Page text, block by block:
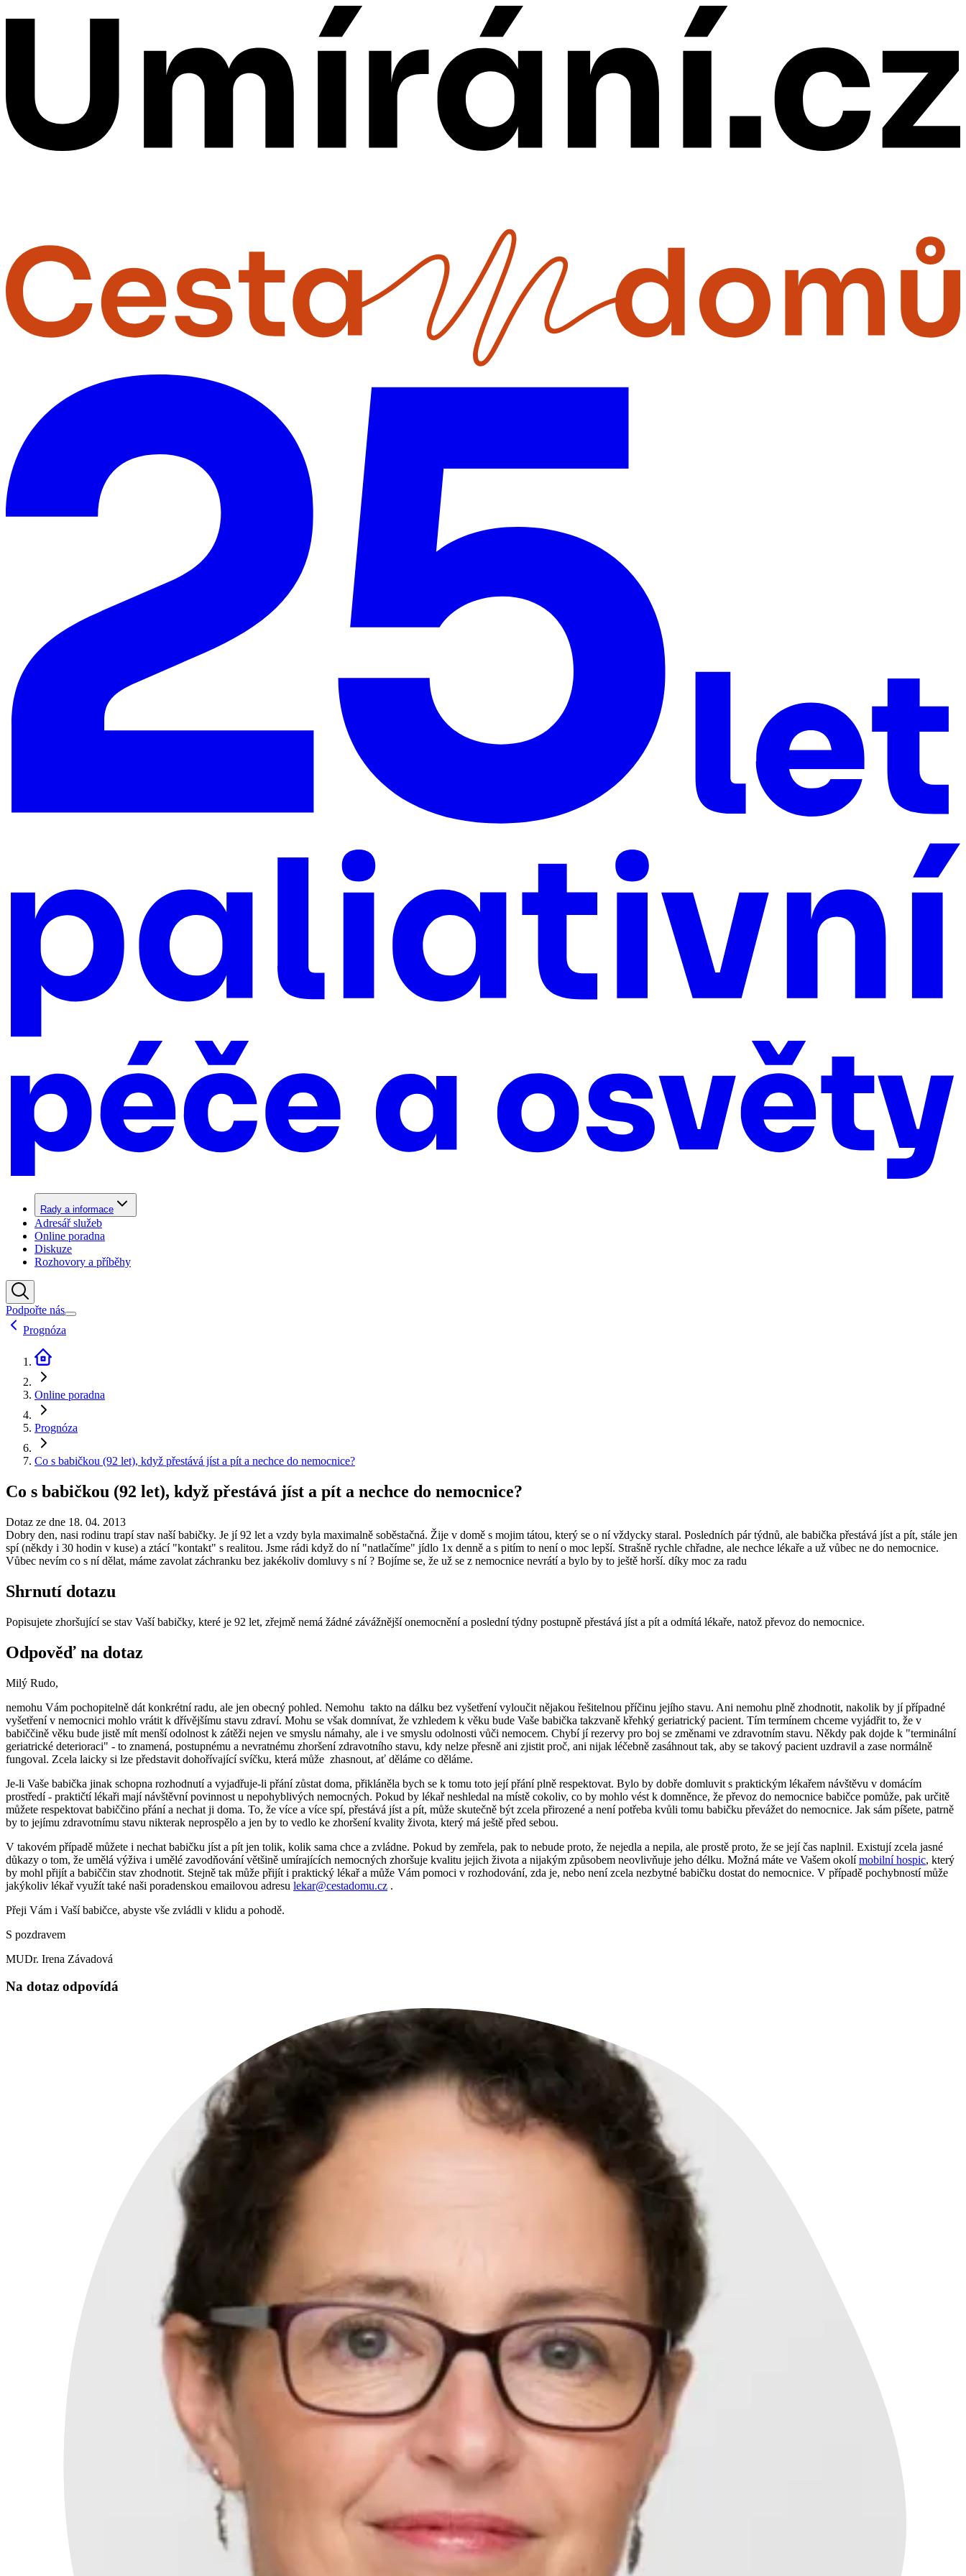
Rady a informace
Adresář služeb
Online poradna
Diskuze
Rozhovory a příběhy
Podpořte nás
Prognóza
Online poradna
Prognóza
Co s babičkou (92 let), když přestává jíst a pít a nechce do nemocnice?
Co s babičkou (92 let), když přestává jíst a pít a nechce do nemocnice?
Dotaz ze dne 18. 04. 2013
Dobry den, nasi rodinu trapí stav naší babičky. Je jí 92 let a vzdy byla maximalně soběstačná. Žije v domě s mojim tátou, který se o ní vždycky staral. Posledních pár týdnů, ale babička přestává jíst a pít, stále jen
spí (někdy i 30 hodin v kuse) a ztácí "kontakt" s realitou. Jsme rádi když do ní "natlačíme" jídlo 1x denně a s pitím to není o moc lepší. Strašně rychle chřadne, ale nechce lékaře a už vůbec ne do nemocnice.
Vůbec nevím co s ní dělat, máme zavolat záchranku bez jakékoliv domluvy s ní ? Bojíme se, že už se z nemocnice nevrátí a bylo by to ještě horší. díky moc za radu
Shrnutí dotazu
Popisujete zhoršující se stav Vaší babičky, které je 92 let, zřejmě nemá žádné závážnější onemocnění a poslední týdny postupně přestává jíst a pít a odmítá lékaře, natož převoz do nemocnice.
Odpověď na dotaz
Milý Rudo,
nemohu Vám pochopitelně dát konkrétní radu, ale jen obecný pohled. Nemohu takto na dálku bez vyšetření vyloučit nějakou řešitelnou příčinu jejího stavu. Ani nemohu plně zhodnotit, nakolik by jí případné
vyšetření v nemocnici mohlo vrátit k dřívějšímu stavu zdraví. Mohu se však domnívat, že vzhledem k věku bude Vaše babička takzvaně křehký geriatrický pacient. Tím termínem chceme vyjádřit to, že v
babiččině věku bude jistě mít menší odolnost k zátěži nejen ve smyslu námahy, ale i ve smyslu odolnosti vůči nemocem. Chybí jí rezervy pro boj se změnami ve zdravotním stavu. Někdy pak dojde k "terminální
geriatrické deterioraci" - to znamená, postupnému a nevratnému zhoršení zdravotního stavu, kdy nelze přesně ani zjistit proč, ani nijak léčebně zasáhnout tak, aby se takový pacient uzdravil a zase normálně
fungoval. Zcela laicky si lze představit dohořívající svíčku, která může zhasnout, ať děláme co děláme.
Je-li Vaše babička jinak schopna rozhodnutí a vyjadřuje-li přání zůstat doma, přikláněla bych se k tomu toto její přání plně respektovat. Bylo by dobře domluvit s praktickým lékařem návštěvu v domácím
prostředí - praktičtí lékaři mají návštěvní povinnost u nepohyblivých nemocných. Pokud by lékař neshledal na místě cokoliv, co by mohlo vést k domněnce, že převoz do nemocnice babičce pomůže, pak určitě
můžete respektovat babiččino přání a nechat ji doma. To, že více a více spí, přestává jíst a pít, může skutečně být zcela přirozené a není potřeba kvůli tomu babičku převážet do nemocnice. Jak sám píšete, patrně
by to jejímu zdravotnímu stavu nikterak neprospělo a jen by to vedlo ke zhoršení kvality života, který má ještě před sebou.
V takovém případě můžete i nechat babičku jíst a pít jen tolik, kolik sama chce a zvládne. Pokud by zemřela, pak to nebude proto, že nejedla a nepila, ale prostě proto, že se její čas naplnil. Existují zcela jasné
důkazy o tom, že umělá výživa i umělé zavodňování většině umírajících nemocných zhoršuje kvalitu jejich života a nijakým způsobem neovlivňuje jeho délku. Možná máte ve Vašem okolímobilní hospic, který
by mohl přijít a babiččin stav zhodnotit. Stejně tak může přijít i praktický lékař a může Vám pomoci v rozhodování, zda je, nebo není zcela nezbytné babičku dostat do nemocnice. V případě pochybností může
jakýkoliv lékař využít také naši poradenskou emailovou adresu lekar@cestadomu.cz .
Přeji Vám i Vaší babičce, abyste vše zvládli v klidu a pohodě.
S pozdravem
MUDr. Irena Závadová
Na dotaz odpovídá